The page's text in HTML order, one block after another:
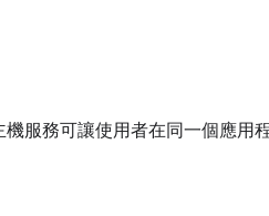
服務可讓使用者在同一個應用